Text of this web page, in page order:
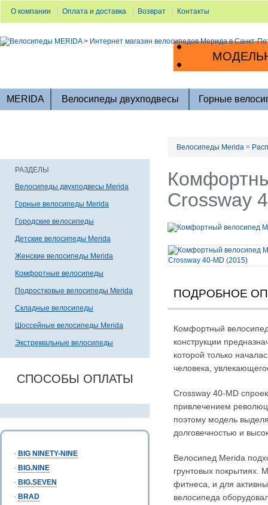
О компании Оплата и доставка Возврат Контакты
MERIDA Велосипеды двухподвесы Горные
РАЗДЕЛЫ
Велосипеды двухподвесы Merida
Горные велосипеды Merida
Городские велосипеды
Детские велосипеды Merida
Женские велосипеды Merida
Комфортные велосипеды
Подростковые велосипеды Merida
Складные велосипеды
Шоссейные велосипеды Merida
Экстремальные велосипеды
СПОСОБЫ ОПЛАТЫ
- BIG NINETY-NINE
- BIG.NINE
- BIG.SEVEN
- BRAD
Велосипеды Merida »
Crossway
ПОДРОБНОЕ
Комфортный
конструкции
которой только
человека,
Crossway 40-MD
привлечением
поэтому модель
долговечностью и
Велосипед Merida
грунтовых покрытиях.
фитнеса, и для
велосипеда